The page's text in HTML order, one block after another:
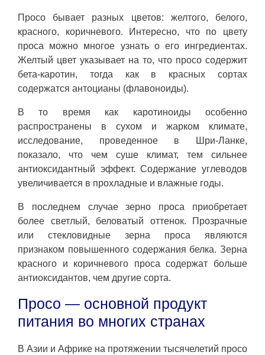
Просо бывает разных цветов: желтого, белого,
красного, коричневого. Интересно, что по цвету
проса можно многое узнать о его ингредиентах.
Желтый цвет указывает на то, что просо содержит
бета-каротин, тогда как в красных сортах
содержатся антоцианы (флавоноиды).
В то время как каротиноиды особенно
распространены в сухом и жарком климате,
исследование, проведенное в Шри-Ланке,
показало, что чем суше климат, тем сильнее
антиоксидантный эффект. Содержание углеводов
увеличивается в прохладные и влажные годы.
В последнем случае зерно проса приобретает
более светлый, беловатый оттенок. Прозрачные
или стекловидные зерна проса являются
признаком повышенного содержания белка. Зерна
красного и коричневого проса содержат больше
антиоксидантов, чем другие сорта.
Просо — основной продукт
питания во многих странах
В Азии и Африке на протяжении тысячелетий просо